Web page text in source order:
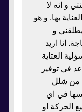
و انه لا
بها. و هو
و
انا اريد
العتاية
في توفير
من شلل
في اي
الحركة او